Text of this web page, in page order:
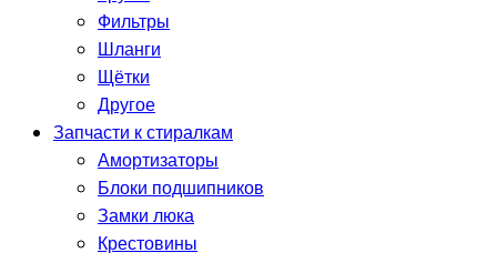
Фильтры
Шланги
Щётки
Другое
Запчасти к стиралкам
Амортизаторы
Блоки подшипников
Замки люка
Крестовины